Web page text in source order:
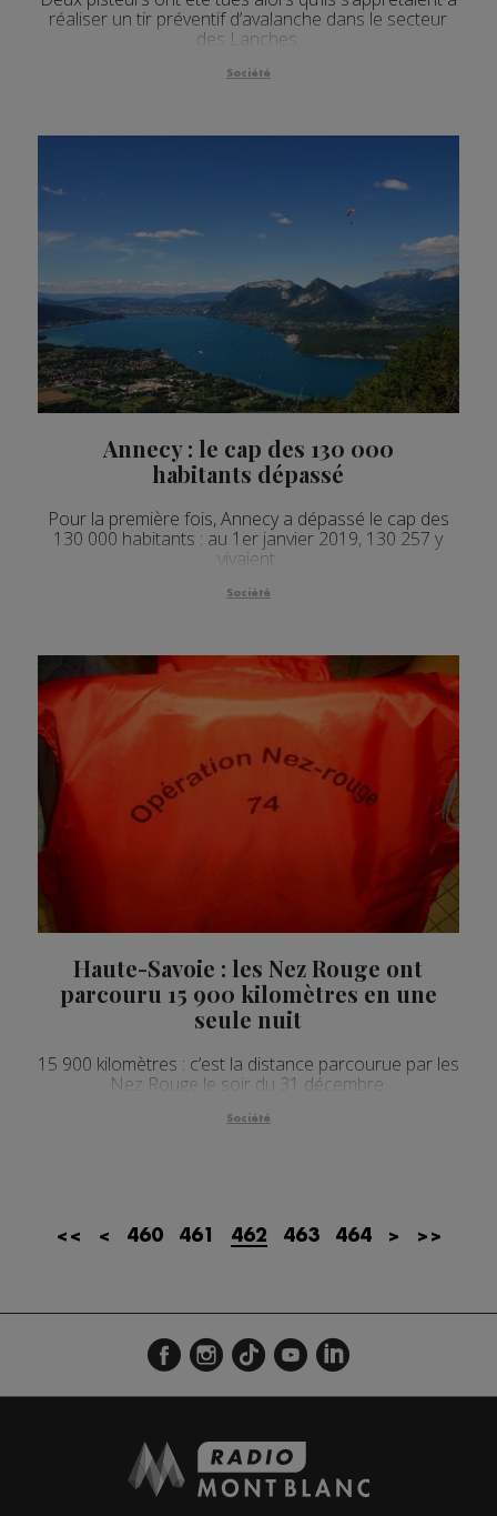
réaliser un tir préventif d’avalanche dans le secteur
des Lanches.
Société
Annecy : le cap des 130 000
habitants dépassé
Pour la première fois, Annecy a dépassé le cap des
130 000 habitants : au 1er janvier 2019, 130 257 y
vivaient.
Société
Haute-Savoie : les Nez Rouge ont
parcouru 15 900 kilomètres en une
seule nuit
15 900 kilomètres : c’est la distance parcourue par les
Nez Rouge le soir du 31 décembre.
Société
<< < 460 461 462 463 464 > >>